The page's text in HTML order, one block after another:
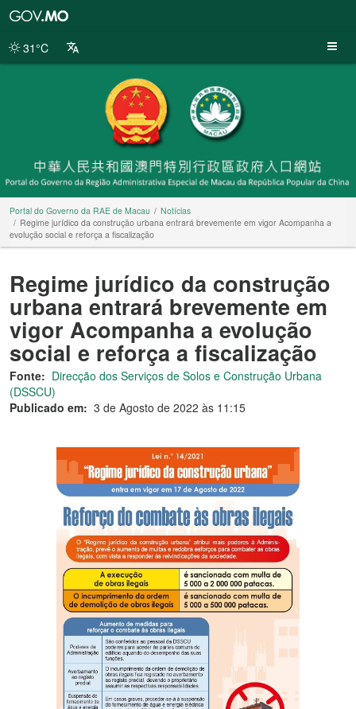
da
31°C
Portal do Governo da RAE de Macau
Notícias
Regime jurídico da construção urbana entrará brevemente em vigor Acompanha a
evolução social e reforça a fiscalização
Regime jurídico da construção
urbana entrará brevemente em
vigor Acompanha a evolução
social e reforça a fiscalização
Fonte: Direcção dos Serviços de Solos e Construção Urbana
(DSSCU)
Publicado em: 3 de Agosto de 2022 às 11:15